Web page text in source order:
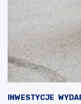
INWESTYCJE